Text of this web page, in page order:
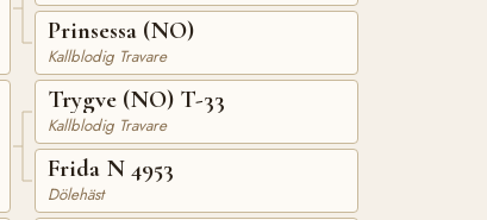
Prinsessa (NO)
Kallblodig Travare
Trygve (NO) T-33
Kallblodig Travare
Frida N 4953
Dölehäst